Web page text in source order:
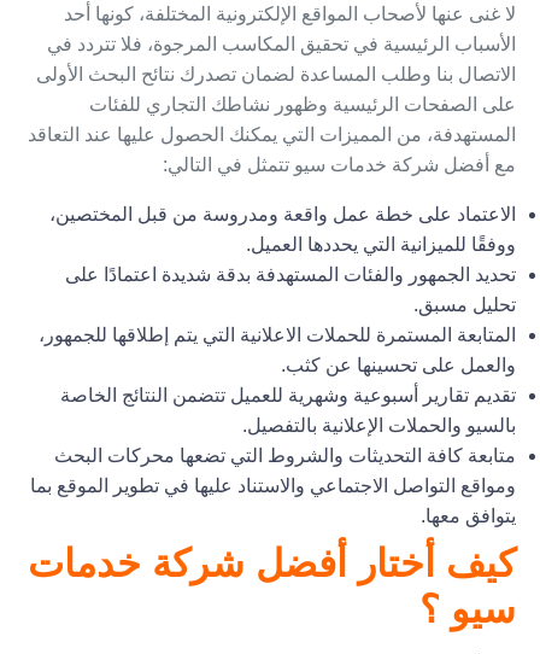
لا غنى عنها لأصحاب المواقع الإلكترونية المختلفة، كونها أحد
الأسباب الرئيسية في تحقيق المكاسب المرجوة، فلا تتردد في
الاتصال بنا وطلب المساعدة لضمان تصدرك نتائح البحث الأولى
على الصفحات الرئيسية وظهور نشاطك التجاري للفئات
المستهدفة، من المميزات التي يمكنك الحصول عليها عند التعاقد
مع أفضل شركة خدمات سيو تتمثل في التالي:
الاعتماد على خطة عمل واقعة ومدروسة من قبل المختصين،
ووفقًا للميزانية التي يحددها العميل.
تحديد الجمهور والفئات المستهدفة بدقة شديدة اعتمادًا على
تحليل مسبق.
المتابعة المستمرة للحملات الاعلانية التي يتم إطلاقها للجمهور،
والعمل على تحسينها عن كثب.
تقديم تقارير أسبوعية وشهرية للعميل تتضمن النتائج الخاصة
بالسيو والحملات الإعلانية بالتفصيل.
متابعة كافة التحديثات والشروط التي تضعها محركات البحث
ومواقع التواصل الاجتماعي والاستناد عليها في تطوير الموقع بما
يتوافق معها.
كيف أختار أفضل شركة خدمات
سيو ؟